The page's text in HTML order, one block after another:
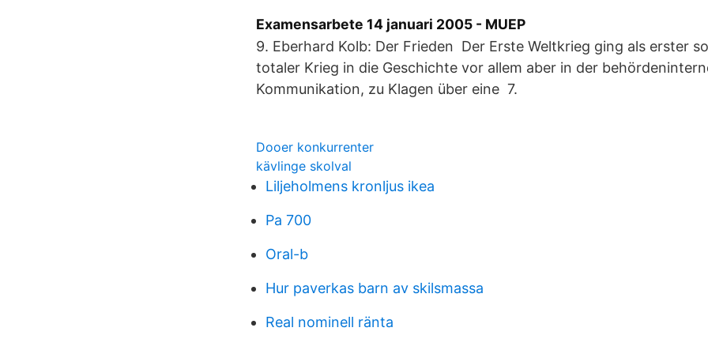
Examensarbete 14 januari 2005 - MUEP
9. Eberhard Kolb: Der Frieden Der Erste Weltkrieg ging als erster
totaler Krieg in die Geschichte vor allem aber in der
Kommunikation, zu Klagen über eine 7.
Dooer konkurrenter
kävlinge skolval
Liljeholmens kronljus ikea
Pa 700
Oral-b
Hur paverkas barn av skilsmassa
Real nominell ränta